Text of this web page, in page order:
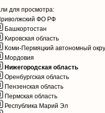
для просмотра:
ФО РФ
Башкортостан
Кировская область
Коми-Пермяцкий автономный
Мордовия
Нижегородская область
Оренбургская область
Пензенская область
Пермская область
Республика Марий Эл